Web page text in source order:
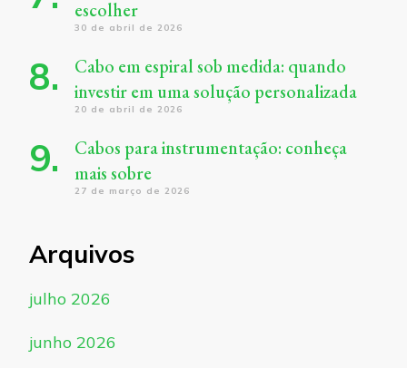
escolher
30 de abril de 2026
Cabo em espiral sob medida: quando
investir em uma solução personalizada
20 de abril de 2026
Cabos para instrumentação: conheça
mais sobre
27 de março de 2026
Arquivos
julho 2026
junho 2026